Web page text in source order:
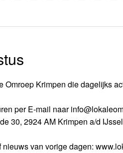
Omroep Krimpen die dagelijks
per E-mail naar
30, 2924 AM Krimpen a/d
van vorige dagen: